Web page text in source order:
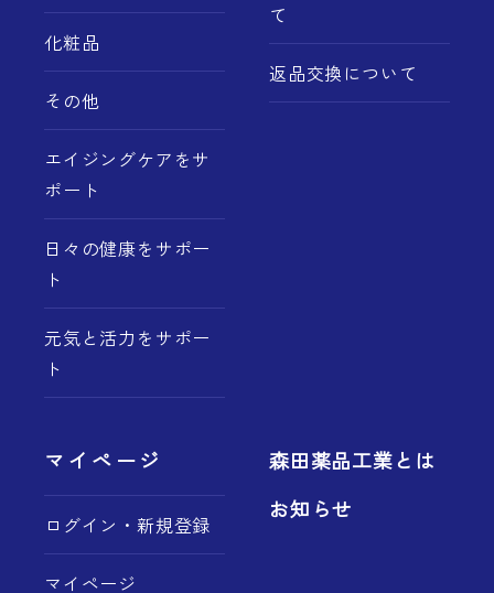
化粧品
その他
エイジングケアをサ
ポート
日々の健康をサポー
ト
元気と活力をサポー
ト
て
返品交換について
マイページ
ログイン・新規登録
マイページ
森田薬品工業とは
お知らせ